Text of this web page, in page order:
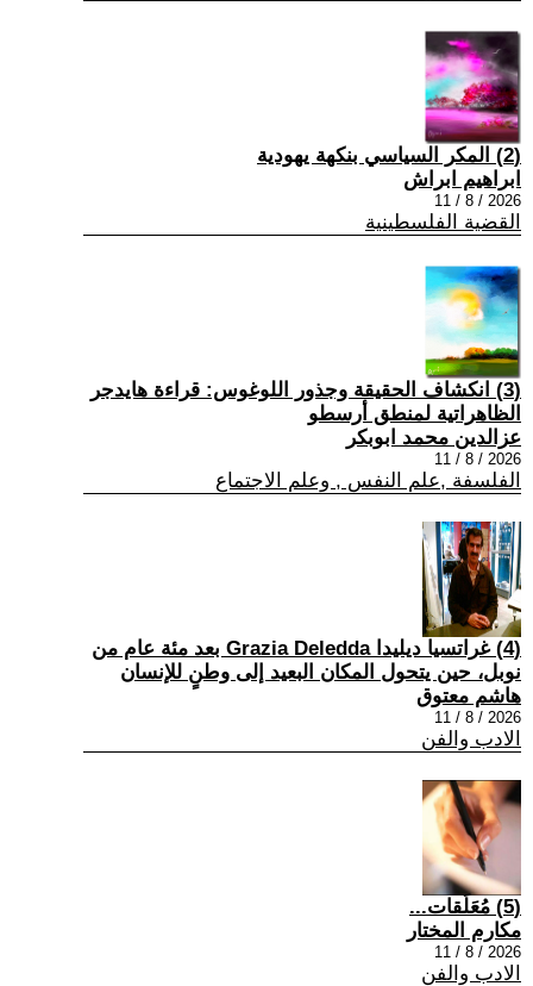
(2) المكر السياسي بنكهة يهودية
ابراهيم ابراش
2026 / 8 / 11
القضية الفلسطينية
(3) انكشاف الحقيقة وجذور اللوغوس: قراءة هايدجر
الظاهراتية لمنطق أرسطو
عزالدين محمد ابوبكر
2026 / 8 / 11
الفلسفة ,علم النفس , وعلم الاجتماع
(4) غراتسيا ديليدا Grazia Deledda بعد مئة عام من
نوبل، حين يتحول المكان البعيد إلى وطنٍ للإنسان
هاشم معتوق
2026 / 8 / 11
الادب والفن
(5) مُعَلَقات...
مكارم المختار
2026 / 8 / 11
الادب والفن